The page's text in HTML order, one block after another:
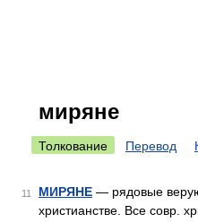
миряне
Толкование Перевод
11 МИРЯНЕ — рядовые
христианстве. Все совр.